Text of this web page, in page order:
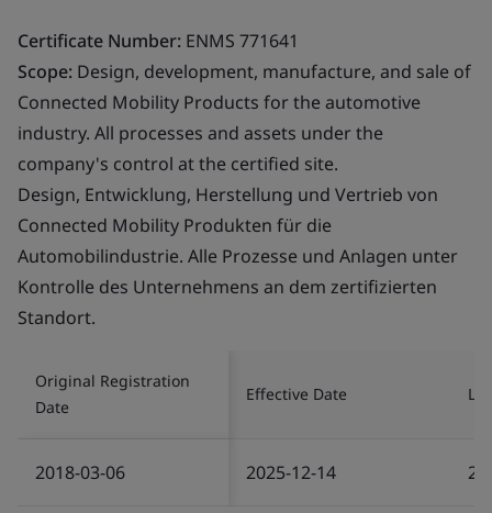
Certificate Number: ENMS 771641
Scope: Design, development, manufacture, and sale of
Connected Mobility Products for the automotive
industry. All processes and assets under the
company's control at the certified site.
Design, Entwicklung, Herstellung und Vertrieb von
Connected Mobility Produkten für die
Automobilindustrie. Alle Prozesse und Anlagen unter
Kontrolle des Unternehmens an dem zertifizierten
Standort.
Original Registration
Date
Effective Date
2018-03-06 2025-12-14